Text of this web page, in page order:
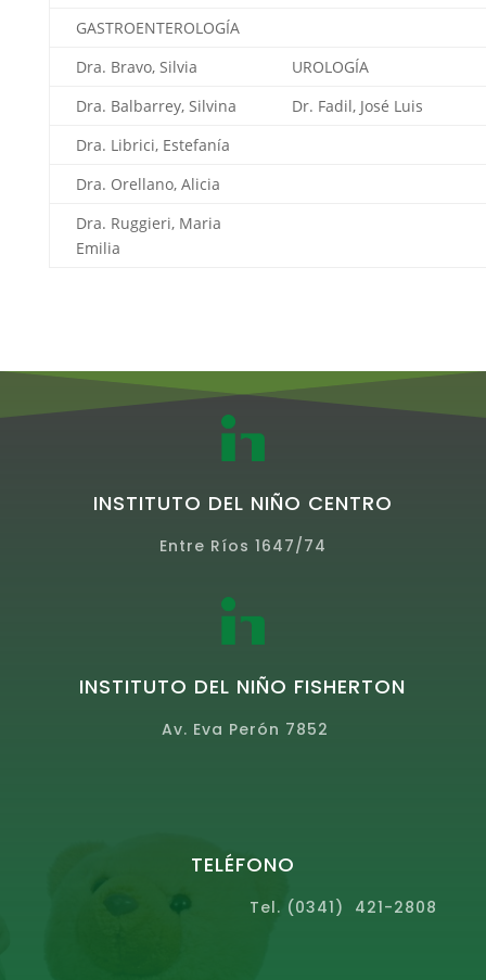
GASTROENTEROLOGÍA
Dra. Bravo, Silvia
UROLOGÍA
Dra. Balbarrey, Silvina
Dr. Fadil, José Luis
Dra. Librici, Estefanía
Dra. Orellano, Alicia
Dra. Ruggieri, Maria
Emilia
INSTITUTO DEL NIÑO CENTRO
Entre Ríos 1647/74
INSTITUTO DEL NIÑO FISHERTON
Av. Eva Perón 7852
TELÉFONO
Tel. (0341) 421-2808